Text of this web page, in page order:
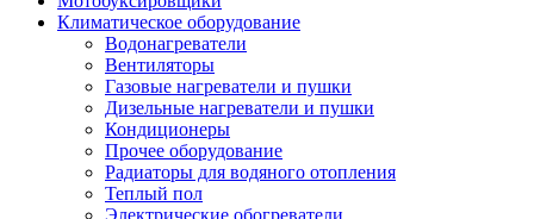
Климатическое оборудование
Водонагреватели
Вентиляторы
Газовые нагреватели и пушки
Дизельные нагреватели и пушки
Кондиционеры
Прочее оборудование
Радиаторы для водяного отопления
Теплый пол
Электрические обогреватели